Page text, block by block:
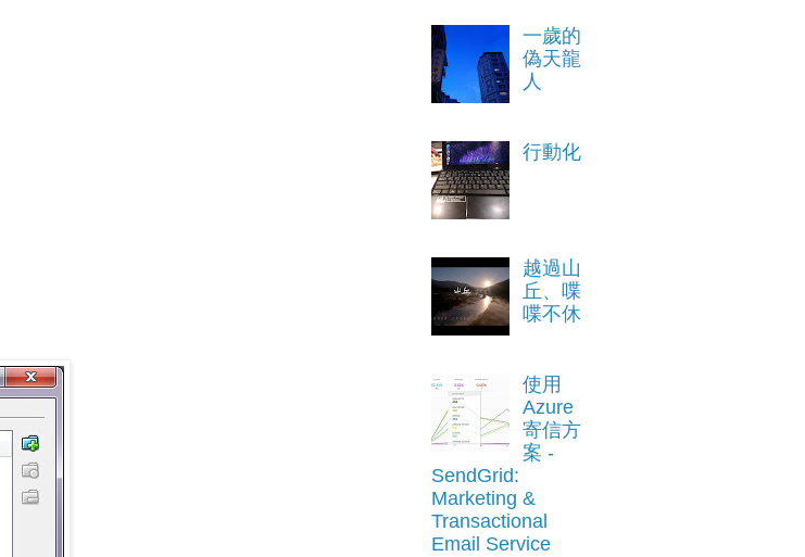
一歲的
偽天龍
人
行動化
越過山
丘、喋
喋不休
使用
Azure
寄信方
案 -
SendGrid:
Marketing &
Transactional
Email Service